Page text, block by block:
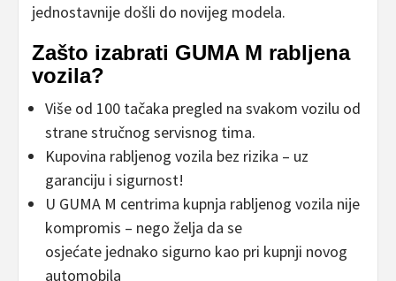
jednostavnije došli do novijeg modela.
Zašto izabrati GUMA M rabljena
vozila?
Više od 100 tačaka pregled na svakom vozilu od
strane stručnog servisnog tima.
Kupovina rabljenog vozila bez rizika – uz
garanciju i sigurnost!
U GUMA M centrima kupnja rabljenog vozila nije
kompromis – nego želja da se
osjećate jednako sigurno kao pri kupnji novog
automobila